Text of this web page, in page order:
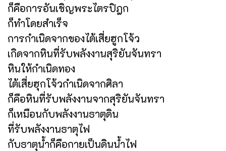
ก็คือการอันเชิญพระไตรปิฎก
ก็ทำโดยสำเร็จ
การกำเนิดจากของไต้เสี่ยฮูกโจ้ว
เกิดจากหินที่รับพลังงานสุริยันจันทรา
หินให้กำเนิดทอง
ไต้เสี่ยฮุกโจ้วกำเนิดจากศิลา
ก็คือหินที่รับพลังงานจากสุริยันจันทรา
ก็เหมือนกับพลังงานธาตุดิน
ที่รับพลังงานธาตุไฟ
กับธาตุน้ำก็คือกายเป็นดินน้ำไฟ